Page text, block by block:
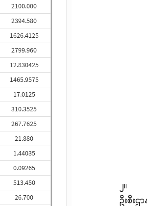
2100.000
2394.580
1626.4125
2799.960
12.830425
1465.9575
17.0125
310.3525
267.7625
21.880
1.44035
0.09265
513.450
26.700